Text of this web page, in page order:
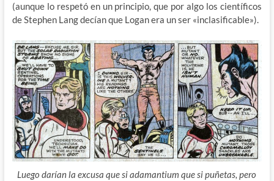
(aunque lo respetó en un principio, que por algo los científicos
de Stephen Lang decían que Logan era un ser «inclasificable»).
Luego darían la excusa que si adamantium que si puñetas, pero